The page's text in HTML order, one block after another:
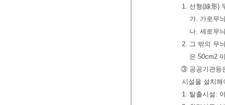
1. 선형(線形)
가. 가로무
나. 세로무
2. 그 밖의 무
은 50cm2
③ 공공기관등
시설을 설치해
1. 탈출시설: